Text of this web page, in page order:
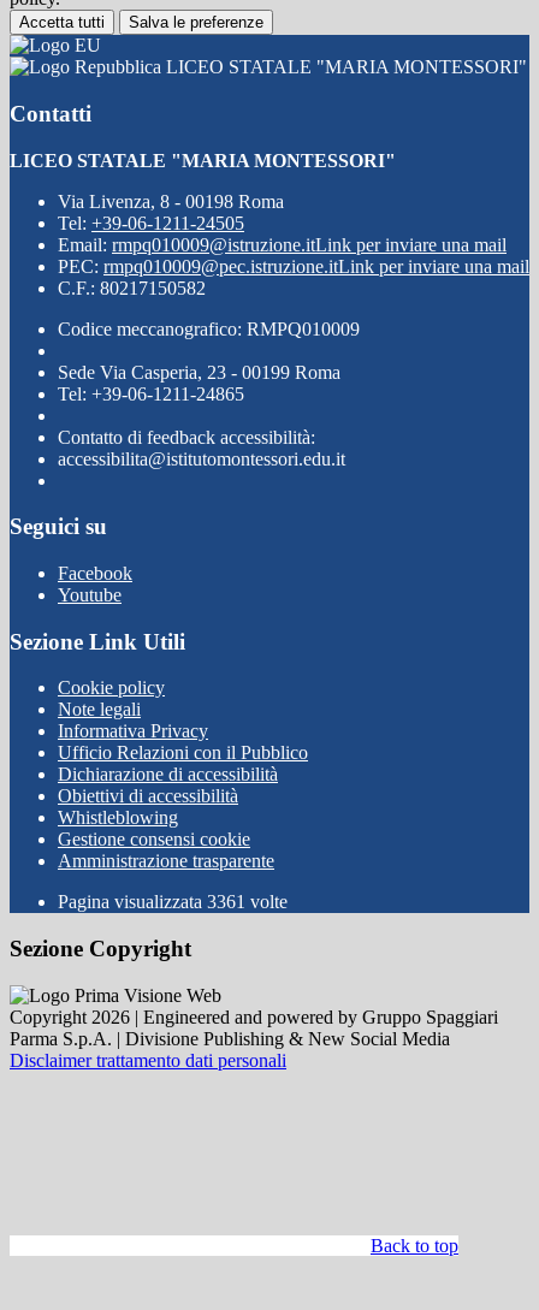
Accetta tutti Salva le preferenze
LICEO STATALE "MARIA MONTESSORI"
Contatti
LICEO STATALE "MARIA MONTESSORI"
Via Livenza, 8 - 00198 Roma
Tel: +39-06-1211-24505
Email: rmpq010009@istruzione.itLink per inviare una mail
PEC: rmpq010009@pec.istruzione.itLink per inviare una mail
C.F.: 80217150582
Codice meccanografico: RMPQ010009
Sede Via Casperia, 23 - 00199 Roma
Tel: +39-06-1211-24865
Contatto di feedback accessibilità:
accessibilita@istitutomontessori.edu.it
Seguici su
Facebook
Youtube
Sezione Link Utili
Cookie policy
Note legali
Informativa Privacy
Ufficio Relazioni con il Pubblico
Dichiarazione di accessibilità
Obiettivi di accessibilità
Whistleblowing
Gestione consensi cookie
Amministrazione trasparente
Pagina visualizzata 3361 volte
Sezione Copyright
Copyright 2026 | Engineered and powered by Gruppo Spaggiari
Parma S.p.A. | Divisione Publishing & New Social Media
Disclaimer trattamento dati personali
Back to top